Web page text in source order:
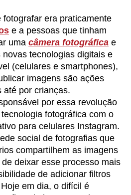
fotografar era praticamente
e a pessoas que tinham
uma câmera fotográfica e
tecnologias digitais e
(celulares e smartphones),
imagens são ações
até por crianças.
por essa revolução
fotográfica com o
para celulares Instagram.
social de fotografias que
compartilhem as imagens
deixar esse processo mais
de adicionar filtros
em dia, o difícil é